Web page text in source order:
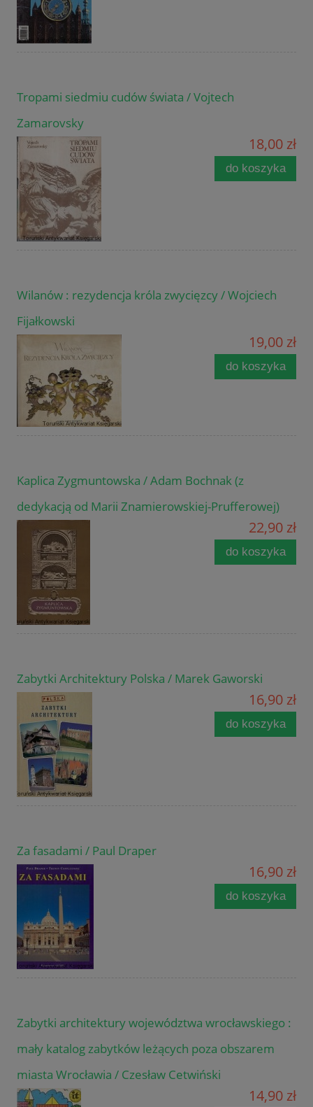
Tropami siedmiu cudów świata / Vojtech
Zamarovsky
18,00 zł
do koszyka
Wilanów : rezydencja króla zwycięzcy / Wojciech
Fijałkowski
19,00 zł
do koszyka
Kaplica Zygmuntowska / Adam Bochnak (z
dedykacją od Marii Znamierowskiej-Prufferowej)
22,90 zł
do koszyka
Zabytki Architektury Polska / Marek Gaworski
16,90 zł
do koszyka
Za fasadami / Paul Draper
16,90 zł
do koszyka
Zabytki architektury województwa wrocławskiego :
mały katalog zabytków leżących poza obszarem
miasta Wrocławia / Czesław Cetwiński
14,90 zł